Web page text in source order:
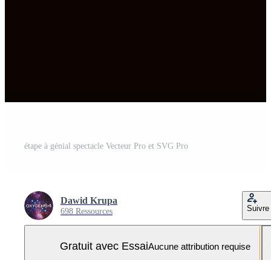
étape à génial spectacle Vecteur Pro et SVG Pro
Dawid Krupa
698 Ressources Suivre
Gratuit avec EssaiAucune attribution requise